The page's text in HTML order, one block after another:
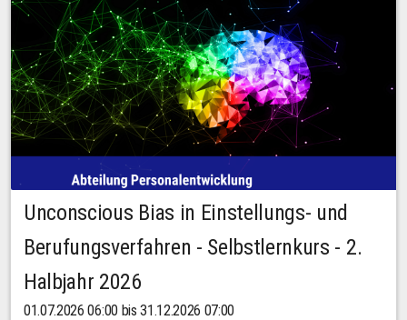
Unconscious Bias in Einstellungs- und
Berufungsverfahren - Selbstlernkurs - 2.
Halbjahr 2026
01.07.2026 06:00 bis 31.12.2026 07:00